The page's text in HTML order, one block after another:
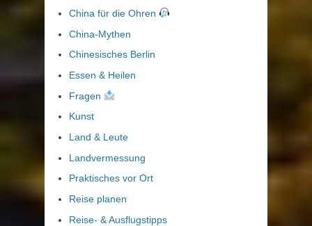
China für die Ohren
China-Mythen
Chinesisches Berlin
Essen & Heilen
Fragen
Kunst
Land & Leute
Landvermessung
Praktisches vor Ort
Reise planen
Reise- & Ausflugstipps